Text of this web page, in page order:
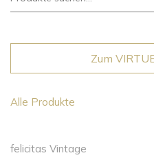
Zum
Alle Produkte
felicitas Vintage